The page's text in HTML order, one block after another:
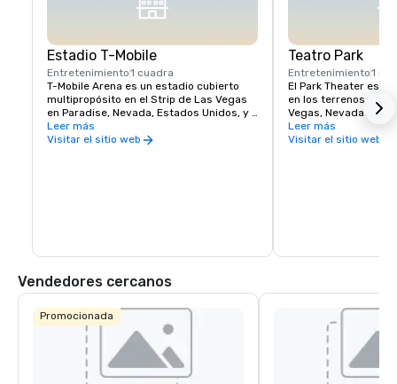
Estadio T-Mobile
Entretenimiento1 cuadra
T-Mobile Arena es un estadio cubierto
multipropósito en el Strip de Las Vegas
en Paradise, Nevada, Estados Unidos, y
es la sede de los Vegas Golden Knights
de la Liga Nacional de Hockey, que
Leer más
Visitar el sitio web
Teatro Park
Entretenimiento1 min
El Park Theater es
en los terrenos del
Vegas, Nevada.
de 2016, el teatro
conciertos y
Leer más
Visitar el sitio web
Vendedores cercanos
Promocionada